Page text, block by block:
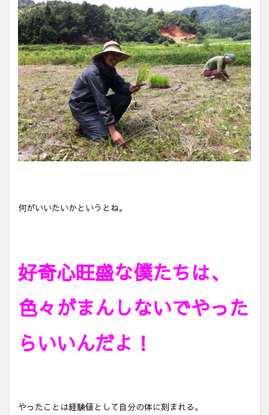
何がいいたいかというとね。
好奇心旺盛な僕たちは、
色々がまんしないでやった
らいいんだよ！
やったことは経験値として自分の体に刻まれる。